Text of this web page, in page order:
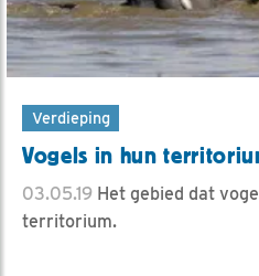
Verdieping
Vogels in hun
03.05.19 Het gebied dat
territorium.